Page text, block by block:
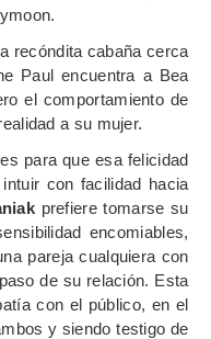
recóndita cabaña cerca
Paul encuentra a Bea
el comportamiento de
a su mujer.
para que esa felicidad
con facilidad hacia
prefiere tomarse su
encomiables,
pareja cualquiera con
de su relación. Esta
con el público, en el
y siendo testigo de